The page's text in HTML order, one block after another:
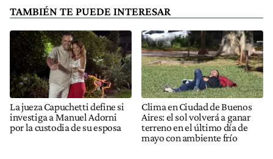
TAMBIÉN TE PUEDE INTERESAR
La jueza Capuchetti define si
investiga a Manuel Adorni
por la custodia de su esposa
Clima en Ciudad de Buenos
Aires: el sol volverá a ganar
terreno en el último día de
mayo con ambiente frío